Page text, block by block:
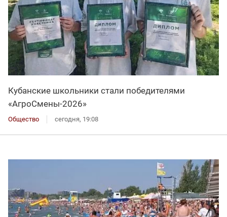
Кубанские школьники стали победителями
«АгроСмены-2026»
Общество сегодня, 19:08